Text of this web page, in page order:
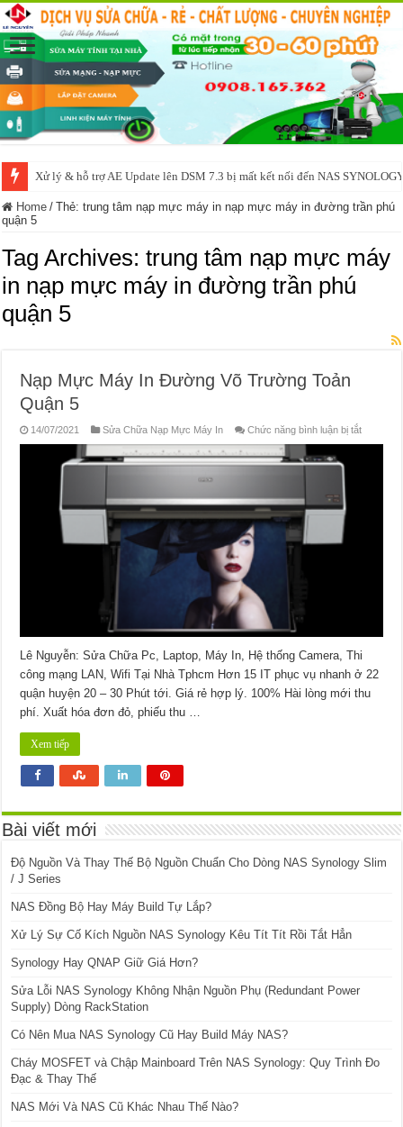
Xử lý & hỗ trợ AE Update lên DSM 7.3 bị mất kết nối đến NAS
Home / Thẻ:trung tâm nạp mực máy in nạp mực máy in đường trần phú
quận 5
Tag Archives:trung tâm nạp mực máy
in nạp mực máy in đường trần phú
quận 5
Nạp Mực Máy In Đường Võ Trường Toản
Quận 5
14/07/2021 Sửa Chữa Nạp Mực Máy In Chức năng bình luận bị tắtở
Lê Nguyễn: Sửa Chữa Pc, Laptop, Máy In, Hệ thống Camera, Thi
công mạng LAN, Wifi Tại Nhà Tphcm Hơn 15 IT phục vụ nhanh ở 22
quận huyện 20 – 30 Phút tới. Giá rẻ hợp lý. 100% Hài lòng mới thu
phí. Xuất hóa đơn đỏ, phiếu thu …
Xem tiếp
Bài viết mới
Độ Nguồn Và Thay Thế Bộ Nguồn Chuẩn Cho Dòng NAS Synology Slim
/ J Series
NAS Đồng Bộ Hay Máy Build Tự Lắp?
Xử Lý Sự Cố Kích Nguồn NAS Synology Kêu Tít Tít Rồi Tắt Hẳn
Synology Hay QNAP Giữ Giá Hơn?
Sửa Lỗi NAS Synology Không Nhận Nguồn Phụ (Redundant Power
Supply) Dòng RackStation
Có Nên Mua NAS Synology Cũ Hay Build Máy NAS?
Cháy MOSFET và Chập Mainboard Trên NAS Synology: Quy Trình Đo
Đạc & Thay Thế
NAS Mới Và NAS Cũ Khác Nhau Thế Nào?